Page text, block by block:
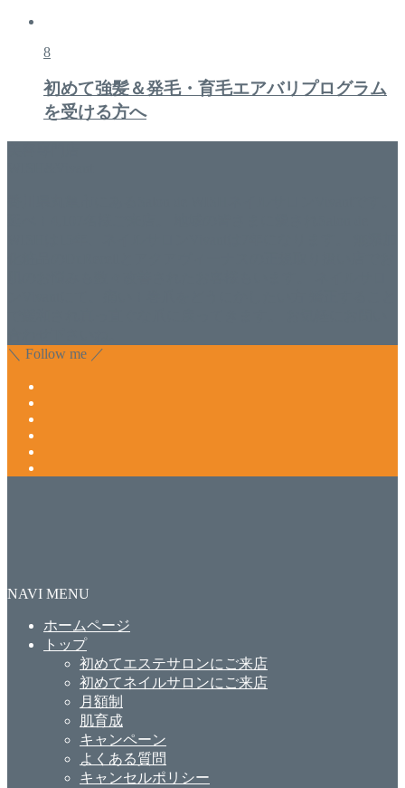
8
初めて強髪＆発毛・育毛エアバリプログラム
を受ける方へ
＼ Follow me ／
NAVI MENU
ホームページ
トップ
初めてエステサロンにご来店
初めてネイルサロンにご来店
月額制
肌育成
キャンペーン
よくある質問
キャンセルポリシー